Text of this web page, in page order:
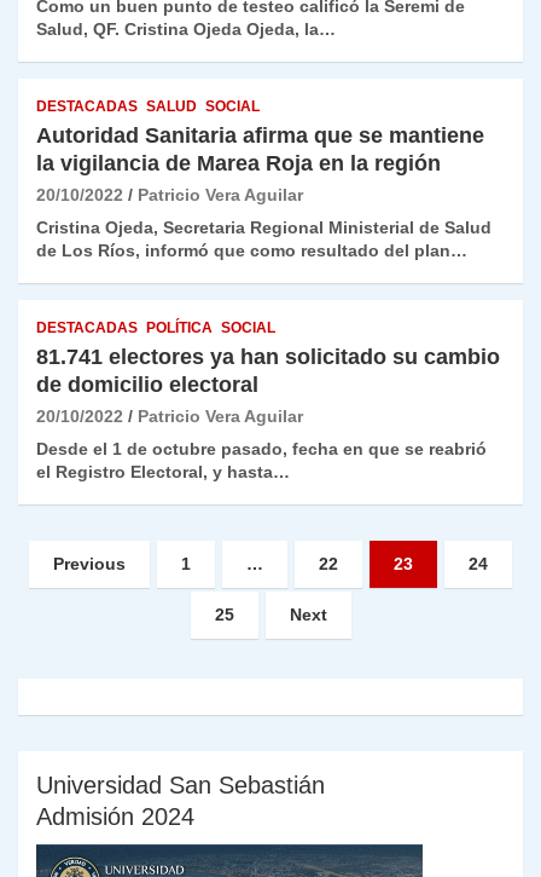
Como un buen punto de testeo calificó la Seremi de
Salud, QF. Cristina Ojeda Ojeda, la…
DESTACADAS SALUD SOCIAL
Autoridad Sanitaria afirma que se mantiene
la vigilancia de Marea Roja en la región
20/10/2022
Patricio Vera Aguilar
Cristina Ojeda, Secretaria Regional Ministerial de Salud
de Los Ríos, informó que como resultado del plan…
DESTACADAS POLÍTICA SOCIAL
81.741 electores ya han solicitado su cambio
de domicilio electoral
20/10/2022
Patricio Vera Aguilar
Desde el 1 de octubre pasado, fecha en que se reabrió
el Registro Electoral, y hasta…
Paginación
de
Previous 1 … 22 23 24
25 Next
Universidad San Sebastián
Admisión 2024